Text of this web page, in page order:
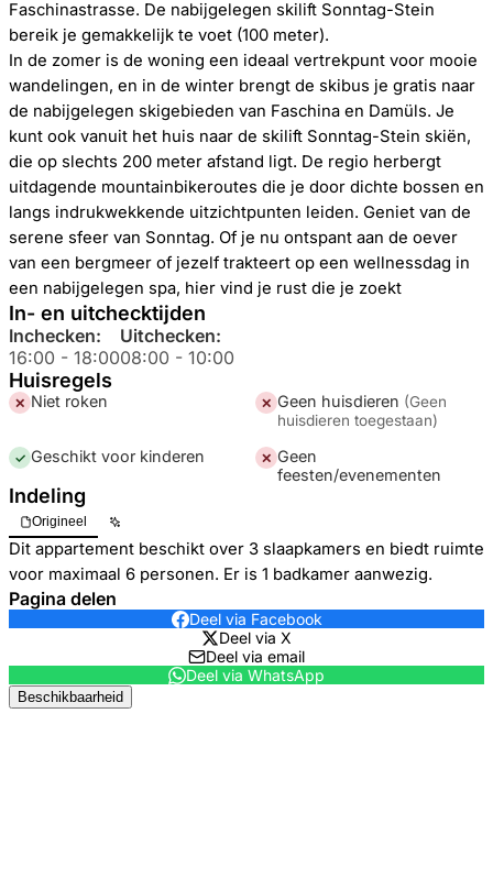
Faschinastrasse. De nabijgelegen skilift Sonntag-Stein
bereik je gemakkelijk te voet (100 meter).
In de zomer is de woning een ideaal vertrekpunt voor mooie
wandelingen, en in de winter brengt de skibus je gratis naar
de nabijgelegen skigebieden van Faschina en Damüls. Je
kunt ook vanuit het huis naar de skilift Sonntag-Stein skiën,
die op slechts 200 meter afstand ligt. De regio herbergt
uitdagende mountainbikeroutes die je door dichte bossen en
langs indrukwekkende uitzichtpunten leiden. Geniet van de
serene sfeer van Sonntag. Of je nu ontspant aan de oever
van een bergmeer of jezelf trakteert op een wellnessdag in
een nabijgelegen spa, hier vind je rust die je zoekt
In- en uitchecktijden
Inchecken:
16:00 - 18:00
Uitchecken:
08:00 - 10:00
Huisregels
✕ Niet roken ✕ Geen huisdieren (Geen
huisdieren toegestaan)
✓ Geschikt voor kinderen ✕ Geen
feesten/evenementen
Indeling
Origineel
Dit appartement beschikt over 3 slaapkamers en biedt ruimte
voor maximaal 6 personen. Er is 1 badkamer aanwezig.
Pagina delen
Deel via Facebook
Deel via X
Deel via email
Deel via WhatsApp
Beschikbaarheid